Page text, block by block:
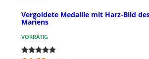
Vergoldete Medaille mit Harz-Bild
Mariens
VORRÄTIG